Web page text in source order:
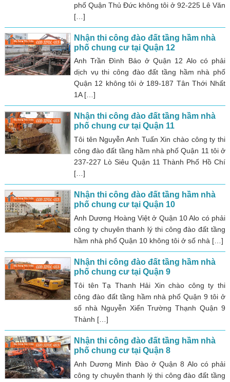
phố Quận Thủ Đức không tôi ở 92-225 Lê Văn
[…]
Nhận thi công đào đất tầng hầm nhà
phố chung cư tại Quận 12
Anh Trần Đình Bảo ở Quận 12 Alo có phải
dịch vụ thi công đào đất tầng hầm nhà phố
Quận 12 không tôi ở 189-187 Tân Thới Nhất
1A […]
Nhận thi công đào đất tầng hầm nhà
phố chung cư tại Quận 11
Tôi tên Nguyễn Anh Tuấn Xin chào công ty thi
công đào đất tầng hầm nhà phố Quận 11 tôi ở
237-227 Lò Siêu Quận 11 Thành Phố Hồ Chí
[…]
Nhận thi công đào đất tầng hầm nhà
phố chung cư tại Quận 10
Anh Dương Hoàng Việt ở Quận 10 Alo có phải
công ty chuyên thanh lý thi công đào đất tầng
hầm nhà phố Quận 10 không tôi ở số nhà […]
Nhận thi công đào đất tầng hầm nhà
phố chung cư tại Quận 9
Tôi tên Tạ Thanh Hải Xin chào công ty thi
công đào đất tầng hầm nhà phố Quận 9 tôi ở
số nhà Nguyễn Xiển Trường Thạnh Quận 9
Thành […]
Nhận thi công đào đất tầng hầm nhà
phố chung cư tại Quận 8
Anh Dương Minh Đào ở Quận 8 Alo có phải
công ty chuyên thanh lý thi công đào đất tầng